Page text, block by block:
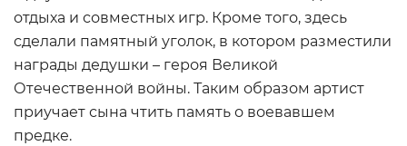
отдыха и совместных игр. Кроме того, здесь
сделали памятный уголок, в котором разместили
награды дедушки – героя Великой
Отечественной войны. Таким образом артист
приучает сына чтить память о воевавшем
предке.